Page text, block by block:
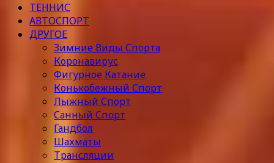
ТЕННИС
АВТОСПОРТ
ДРУГОЕ
Зимние Виды Спорта
Коронавирус
Фигурное Катание
Конькобежный Спорт
Лыжный Спорт
Санный Спорт
Гандбол
Шахматы
Трансляции